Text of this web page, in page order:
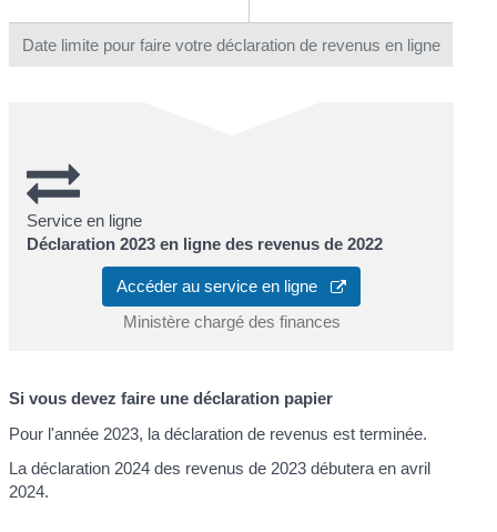
Date limite pour faire votre déclaration de revenus en ligne
Service en ligne
Déclaration 2023 en ligne des revenus de 2022
Accéder au service en ligne
Ministère chargé des finances
Si vous devez faire une déclaration papier
Pour l'année 2023, la déclaration de revenus est terminée.
La déclaration 2024 des revenus de 2023 débutera en avril
2024.